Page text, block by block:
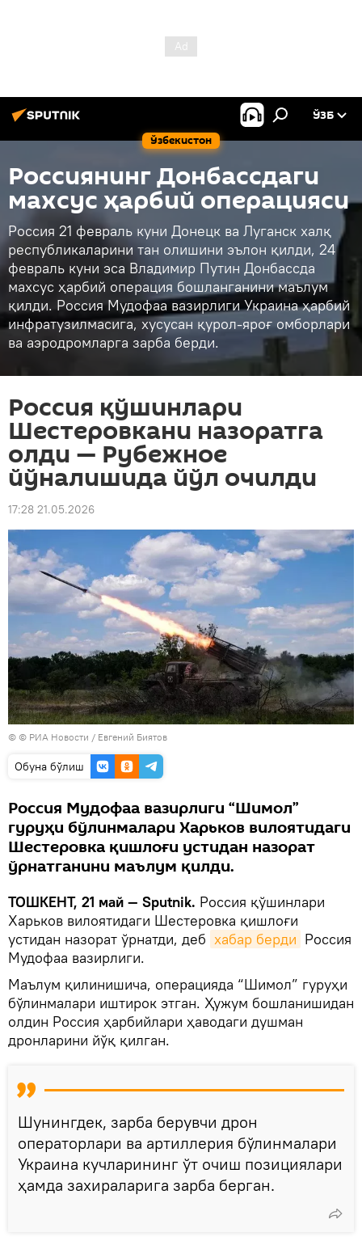
Ўзбекистон
ЎЗБ
Россиянинг Донбассдаги
махсус ҳарбий операцияси
Россия 21 февраль куни Донецк ва Луганск халқ
республикаларини тан олишини эълон қилди, 24
февраль куни эса Владимир Путин Донбассда
махсус ҳарбий операция бошланганини маълум
қилди. Россия Мудофаа вазирлиги Украина ҳарбий
инфратузилмасига, хусусан қурол-яроғ омборлари
ва аэродромларга зарба берди.
Россия қўшинлари
Шестеровкани назоратга
олди — Рубежное
йўналишида йўл очилди
17:28 21.05.2026
© © РИА Новости / Евгений Биятов
Oбуна бўлиш
Россия Мудофаа вазирлиги “Шимол”
гуруҳи бўлинмалари Харьков вилоятидаги
Шестеровка қишлоғи устидан назорат
ўрнатганини маълум қилди.
ТОШКЕНТ, 21 май — Sputnik. Россия қўшинлари
Харьков вилоятидаги Шестеровка қишлоғи
устидан назорат ўрнатди, деб хабар берди Россия
Мудофаа вазирлиги.
Маълум қилинишича, операцияда “Шимол” гуруҳи
бўлинмалари иштирок этган. Ҳужум бошланишидан
олдин Россия ҳарбийлари ҳаводаги душман
дронларини йўқ қилган.
Шунингдек, зарба берувчи дрон
операторлари ва артиллерия бўлинмалари
Украина кучларининг ўт очиш позициялари
ҳамда захираларига зарба берган.